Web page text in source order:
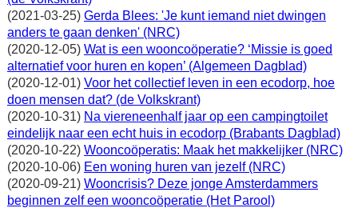
(2021-03-25) Gerda Blees: 'Je kunt iemand niet dwingen
anders te gaan denken' (NRC)
(2020-12-05) Wat is een wooncoöperatie? ‘Missie is goed
alternatief voor huren en kopen’ (Algemeen Dagblad)
(2020-12-01) Voor het collectief leven in een ecodorp, hoe
doen mensen dat? (de Volkskrant)
(2020-10-31) Na viereneenhalf jaar op een campingtoilet
eindelijk naar een echt huis in ecodorp (Brabants Dagblad)
(2020-10-22) Wooncoöperatis: Maak het makkelijker (NRC)
(2020-10-06) Een woning huren van jezelf (NRC)
(2020-09-21) Wooncrisis? Deze jonge Amsterdammers
beginnen zelf een wooncoöperatie (Het Parool)